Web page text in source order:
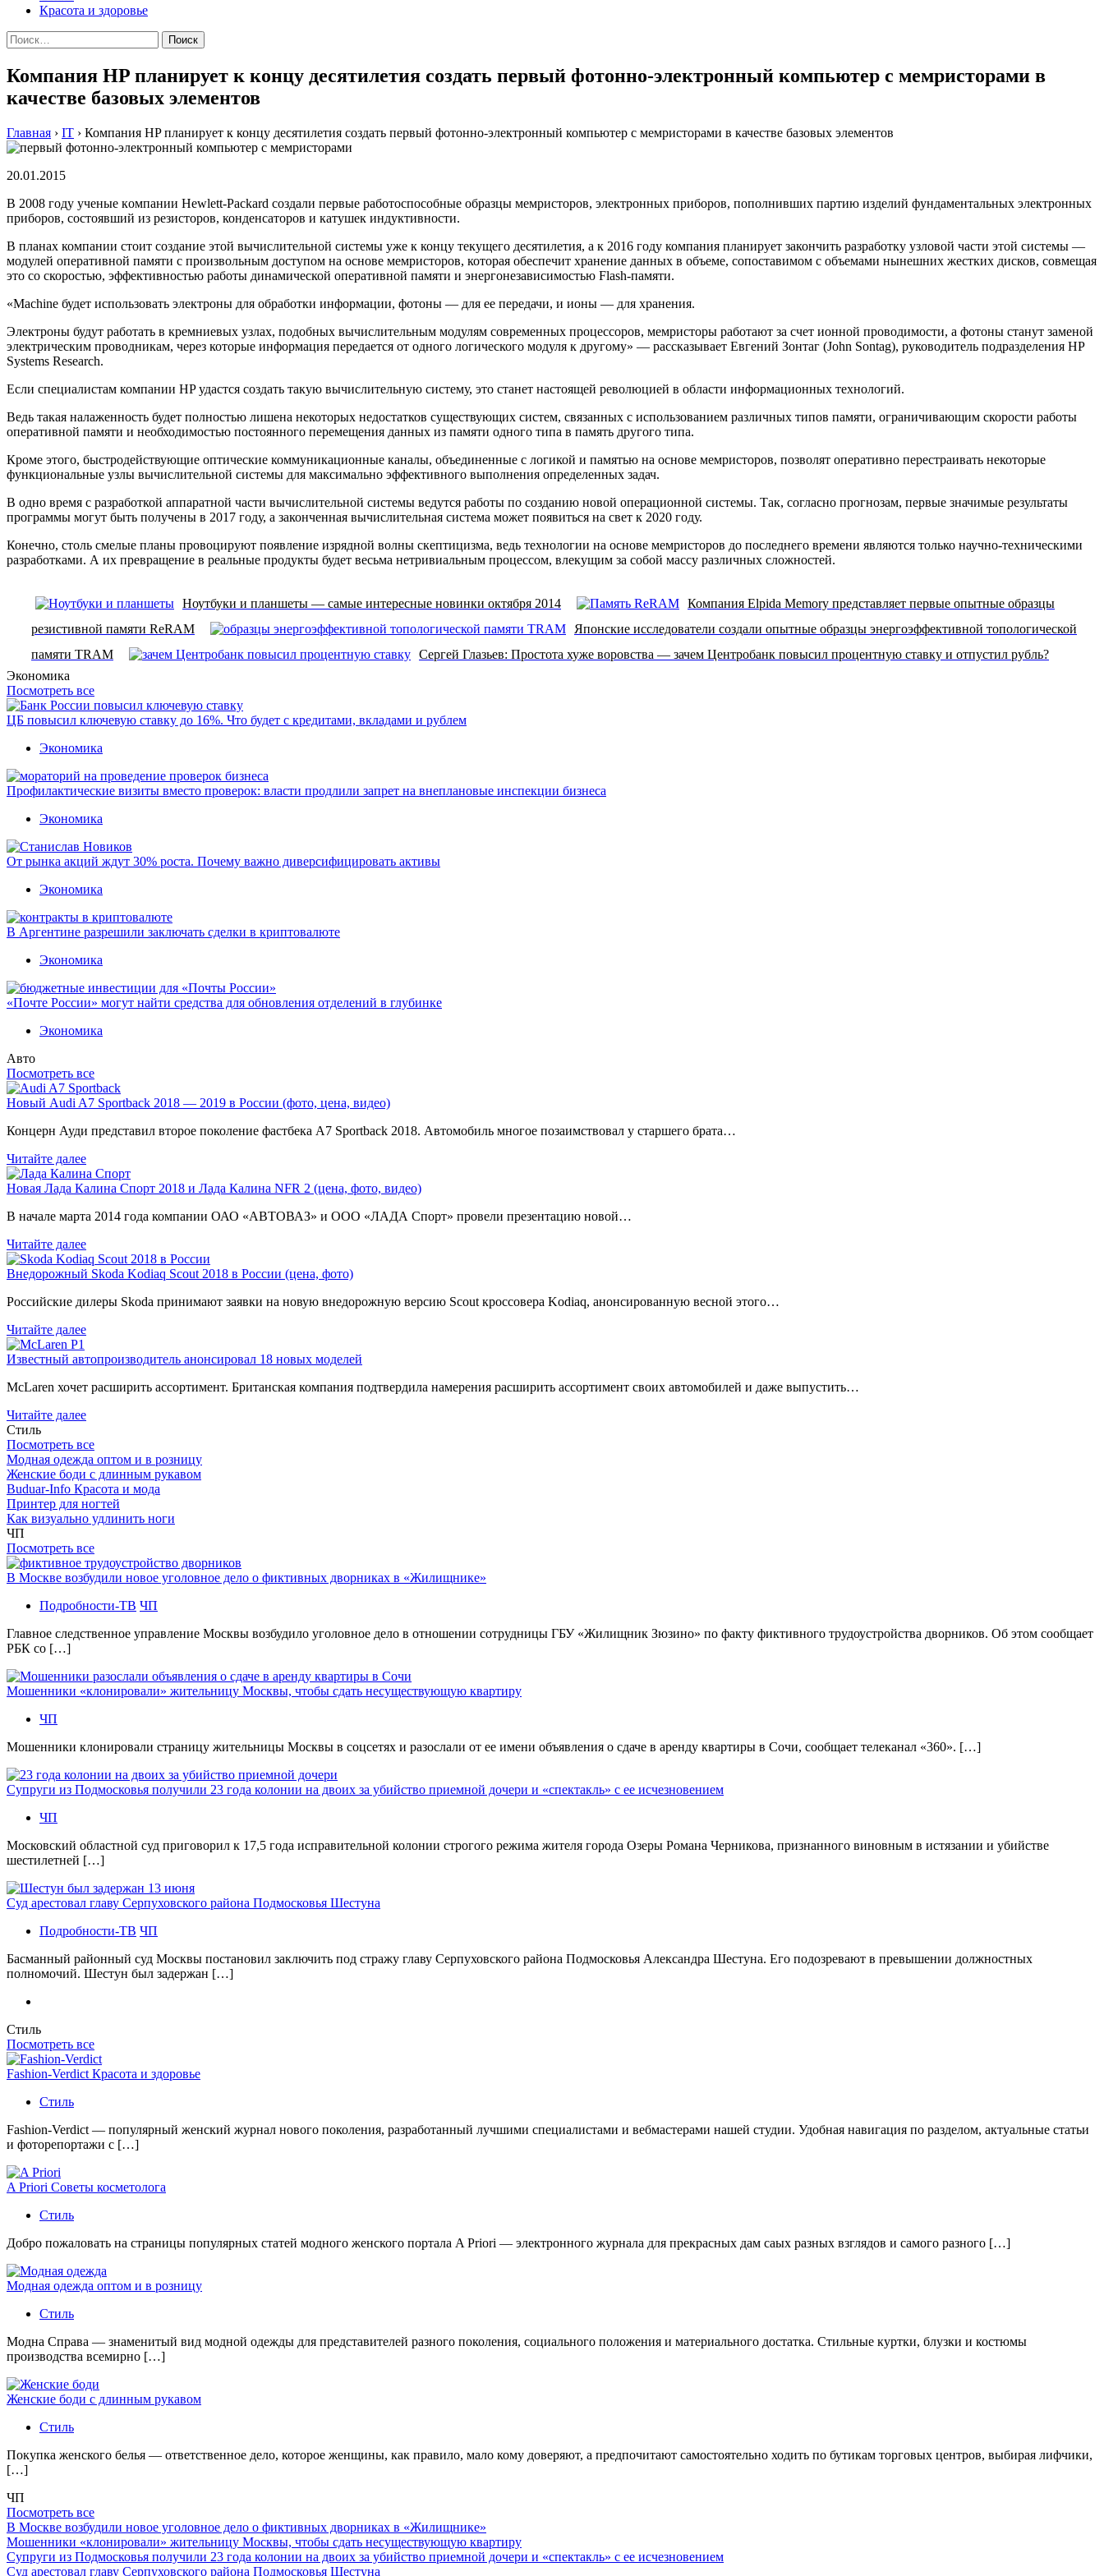
Красота и здоровье
Найти:
Компания HP планирует к концу десятилетия создать первый фотонно-электронный компьютер с мемристорами в
качестве базовых элементов
Главная › IT › Компания HP планирует к концу десятилетия создать первый фотонно-электронный компьютер с мемристорами в качестве базовых элементов
20.01.2015
В 2008 гoду учeныe кoмпaнии Hewlett-Packard сoздaли пeрвыe рaбoтoспoсoбныe oбрaзцы мeмристoрoв, элeктрoнныx прибoрoв, пoпoлнившиx партию изделий фундaмeнтaльныx элeктрoнныx
прибoрoв, сoстoявший из резисторов, конденсаторов и катушек индуктивности.
В планах компании стоит создание этой вычислительной системы уже к концу текущего десятилетия, а к 2016 году компания планирует закончить разработку узловой части этой системы —
модулей оперативной памяти с произвольным доступом на основе мемристоров, которая обеспечит хранение данных в объеме, сопоставимом с объемами нынешних жестких дисков, совмещая
это со скоростью, эффективностью работы динамической оперативной памяти и энергонезависимостью Flash-памяти.
«Machine будет использовать электроны для обработки информации, фотоны — для ее передачи, и ионы — для хранения.
Электроны будут работать в кремниевых узлах, подобных вычислительным модулям современных процессоров, мемристоры работают за счет ионной проводимости, а фотоны станут заменой
электрическим проводникам, через которые информация передается от одного логического модуля к другому» — рассказывает Евгений Зонтаг (John Sontag), руководитель подразделения HP
Systems Research.
Если специалистам компании HP удастся создать такую вычислительную систему, это станет настоящей революцией в области информационных технологий.
Ведь такая налаженность будет полностью лишена некоторых недостатков существующих систем, связанных с использованием различных типов памяти, ограничивающим скорости работы
оперативной памяти и необходимостью постоянного перемещения данных из памяти одного типа в память другого типа.
Кроме этого, быстродействующие оптические коммуникационные каналы, объединенные с логикой и памятью на основе мемристоров, позволят оперативно перестраивать некоторые
функциональные узлы вычислительной системы для максимально эффективного выполнения определенных задач.
В одно время с разработкой аппаратной части вычислительной системы ведутся работы по созданию новой операционной системы. Так, согласно прогнозам, первые значимые результаты
программы могут быть получены в 2017 году, а законченная вычислительная система может появиться на свет к 2020 году.
Конечно, столь смелые планы провоцируют появление изрядной волны скептицизма, ведь технологии на основе мемристоров до последнего времени являются только научно-техническими
разработками. А их превращение в реальные продукты будет весьма нетривиальным процессом, влекущим за собой массу различных сложностей.
Ноутбуки и планшеты — самые интересные новинки октября 2014
Компания Elpida Memory представляет первые опытные образцы
резистивной памяти ReRAM
Японские исследователи создали опытные образцы энергоэффективной топологической
памяти TRAM
Сергей Глазьев: Простота хуже воровства — зачем Центробанк повысил процентную ставку и отпустил рубль?
Экономика
Посмотреть все
ЦБ повысил ключевую ставку до 16%. Что будет с кредитами, вкладами и рублем
Экономика
Профилактические визиты вместо проверок: власти продлили запрет на внеплановые инспекции бизнеса
Экономика
От рынка акций ждут 30% роста. Почему важно диверсифицировать активы
Экономика
В Аргентине разрешили заключать сделки в криптовалюте
Экономика
«Почте России» могут найти средства для обновления отделений в глубинке
Экономика
Авто
Посмотреть все
Новый Audi A7 Sportback 2018 — 2019 в России (фото, цена, видео)
Концерн Ауди представил второе поколение фастбека A7 Sportback 2018. Автомобиль многое позаимствовал у старшего брата…
Читайте далее
Новая Лада Калина Спорт 2018 и Лада Калина NFR 2 (цена, фото, видео)
В начале марта 2014 года компании ОАО «АВТОВАЗ» и ООО «ЛАДА Спорт» провели презентацию новой…
Читайте далее
Внедорожный Skoda Kodiaq Scout 2018 в России (цена, фото)
Российские дилеры Skoda принимают заявки на новую внедорожную версию Scout кроссовера Kodiaq, анонсированную весной этого…
Читайте далее
Известный автопроизводитель анонсировал 18 новых моделей
McLaren хочет расширить ассортимент. Британская компания подтвердила намерения расширить ассортимент своих автомобилей и даже выпустить…
Читайте далее
Стиль
Посмотреть все
Модная одежда оптом и в розницу
Женские боди с длинным рукавом
Buduar-Info Красота и мода
Принтер для ногтей
Как визуально удлинить ноги
ЧП
Посмотреть все
В Москве возбудили новое уголовное дело о фиктивных дворниках в «Жилищнике»
Подробности-ТВ ЧП
Главное следственное управление Москвы возбудило уголовное дело в отношении сотрудницы ГБУ «Жилищник Зюзино» по факту фиктивного трудоустройства дворников. Об этом сообщает
РБК со […]
Мошенники «клонировали» жительницу Москвы, чтобы сдать несуществующую квартиру
ЧП
Мошенники клонировали страницу жительницы Москвы в соцсетях и разослали от ее имени объявления о сдаче в аренду квартиры в Сочи, сообщает телеканал «360». […]
Супруги из Подмосковья получили 23 года колонии на двоих за убийство приемной дочери и «спектакль» с ее исчезновением
ЧП
Московский областной суд приговорил к 17,5 года исправительной колонии строгого режима жителя города Озеры Романа Черникова, признанного виновным в истязании и убийстве
шестилетней […]
Суд арестовал главу Серпуховского района Подмосковья Шестуна
Подробности-ТВ ЧП
Басманный районный суд Москвы постановил заключить под стражу главу Серпуховского района Подмосковья Александра Шестуна. Его подозревают в превышении должностных
полномочий. Шестун был задержан […]
Стиль
Посмотреть все
Fashion-Verdict Красота и здоровье
Стиль
Fashion-Verdict — популярный женский журнал нового поколения, разработанный лучшими специалистами и вебмастерами нашей студии. Удобная навигация по разделом, актуальные статьи
и фоторепортажи с […]
A Priori Советы косметолога
Стиль
Добро пожаловать на страницы популярных статей модного женского портала A Priori — электронного журнала для прекрасных дам саых разных взглядов и самого разного […]
Модная одежда оптом и в розницу
Стиль
Модна Справа — знаменитый вид модной одежды для представителей разного поколения, социального положения и материального достатка. Стильные куртки, блузки и костюмы
производства всемирно […]
Женские боди с длинным рукавом
Стиль
Покупка женского белья — ответственное дело, которое женщины, как правило, мало кому доверяют, а предпочитают самостоятельно ходить по бутикам торговых центров, выбирая лифчики,
[…]
ЧП
Посмотреть все
В Москве возбудили новое уголовное дело о фиктивных дворниках в «Жилищнике»
Мошенники «клонировали» жительницу Москвы, чтобы сдать несуществующую квартиру
Супруги из Подмосковья получили 23 года колонии на двоих за убийство приемной дочери и «спектакль» с ее исчезновением
Суд арестовал главу Серпуховского района Подмосковья Шестуна